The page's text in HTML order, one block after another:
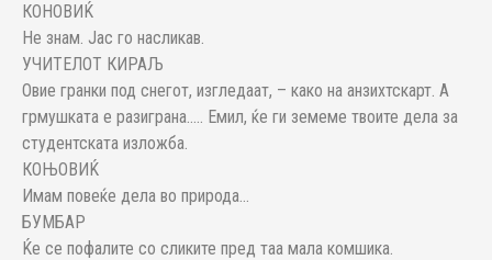
КОНОВИЌ
Не знам. Јас го насликав.
УЧИТЕЛОТ КИРАЉ
Овие гранки под снегот, изгледаат, – како на анзихтскарт. А
грмушката е разиграна….. Емил, ќе ги земеме твоите дела за
студентската изложба.
КОЊОВИЌ
Имам повеќе дела во природа…
БУМБАР
Ќе се пофалите со сликите пред таа мала комшика.